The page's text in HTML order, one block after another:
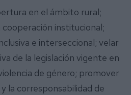
en el ámbito rural;
institucional;
e interseccional; velar
de la legislación vigente en
de género; promover
la corresponsabilidad de